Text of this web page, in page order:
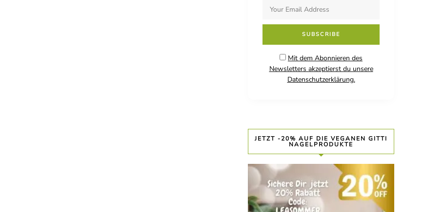
Mit dem Abonnieren des
Newsletters akzeptierst du unsere
Datenschutzerklärung.
JETZT -20% AUF DIE VEGANEN GITTI
NAGELPRODUKTE